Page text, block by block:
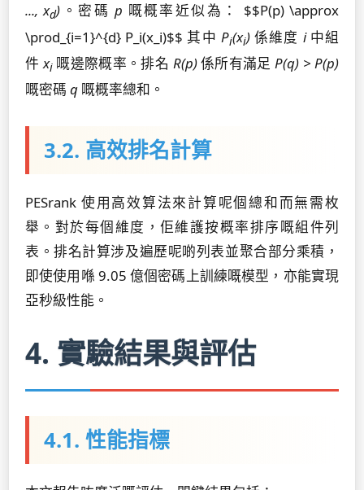
..., xd) 。密碼p 嘅概率近似為： $$P(p) \approx
\prod_{i=1}^{d} P_i(x_i)$$ 其中 Pi(xi)係維度 i中組
件xi嘅邊際概率。排名 R(p)係所有滿足P(q) > P(p)
嘅密碼 q 嘅概率總和。
3.2. 高效排名計算
PESrank 使用高效算法來計算呢個總和而無需枚
舉。對於每個維度，佢維護按概率排序嘅組件列
表。排名計算涉及遍歷呢啲列表並聚合部分乘積，
即使使用喺 9.05 億個密碼上訓練嘅模型，亦能實現
亞秒級性能。
4. 實驗結果與評估
4.1. 性能指標